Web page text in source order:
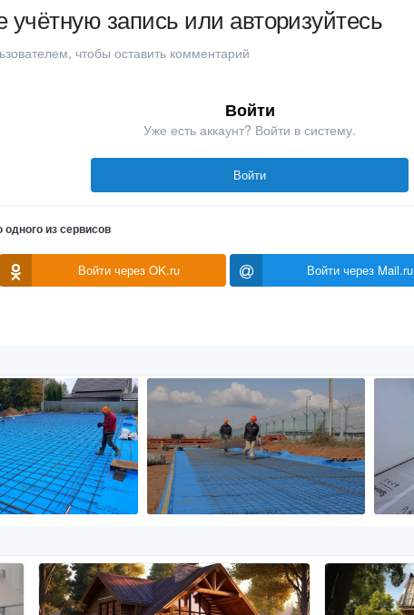
запись или авторизуйтесь
чтобы оставить комментарий
Войти
Уже есть аккаунт? Войти в систему.
Войти
из сервисов
Войти через OK.ru Войти через Mail.ru